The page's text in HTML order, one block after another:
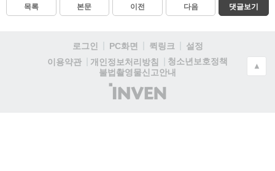
목록 본문 이전 다음 댓글보기
로그인 PC화면 퀵링크
설정
이용약관
개인정보처리방침
청소년보호정책
불법촬영물신고안내
(주)
인
▲